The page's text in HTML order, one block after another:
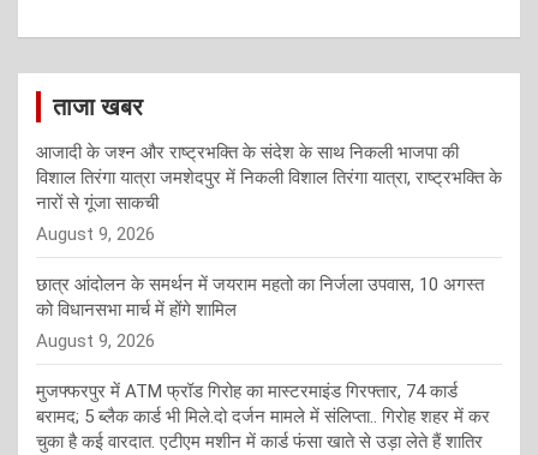
ताजा खबर
आजादी के जश्न और राष्ट्रभक्ति के संदेश के साथ निकली भाजपा की
विशाल तिरंगा यात्रा जमशेदपुर में निकली विशाल तिरंगा यात्रा, राष्ट्रभक्ति के
नारों से गूंजा साकची
August 9, 2026
छात्र आंदोलन के समर्थन में जयराम महतो का निर्जला उपवास, 10 अगस्त
को विधानसभा मार्च में होंगे शामिल
August 9, 2026
मुजफ्फरपुर में ATM फ्रॉड गिरोह का मास्टरमाइंड गिरफ्तार, 74 कार्ड
बरामद; 5 ब्लैक कार्ड भी मिले.दो दर्जन मामले में संलिप्ता.. गिरोह शहर में कर
चुका है कई वारदात. एटीएम मशीन में कार्ड फंसा खाते से उड़ा लेते हैं शातिर